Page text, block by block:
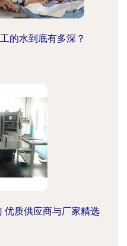
的水到底有多深？
优质供应商与厂家精选